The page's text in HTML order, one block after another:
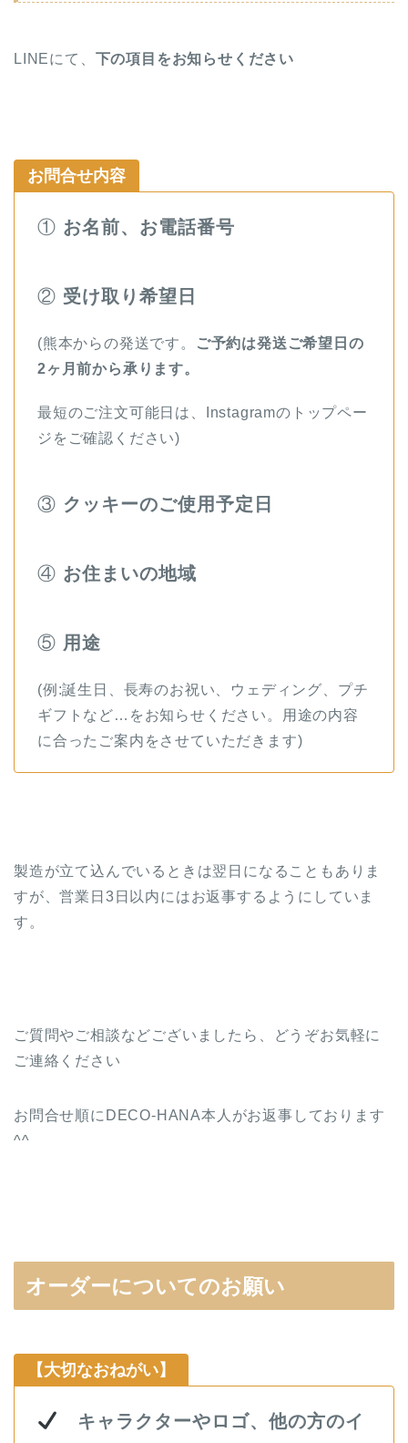
LINEにて、 下の項目をお知らせください
お問合せ内容
① お名前、お電話番号
② 受け取り希望日
(熊本からの発送です。
ご予約は発送ご希望日の
2ヶ月前から承ります。
最短のご注文可能日は、Instagramのトップペー
ジをご確認ください)
③ クッキーのご使用予定日
④ お住まいの地域
⑤ 用途
(例:誕生日、長寿のお祝い、ウェディング、プチ
ギフトなど…をお知らせください。用途の内容
に合ったご案内をさせていただきます)
製造が立て込んでいるときは翌日になることもありま
すが、営業日3日以内にはお返事するようにしていま
す。
ご質問やご相談などございましたら、どうぞお気軽に
ご連絡ください
お問合せ順にDECO-HANA本人がお返事しております
^^
オーダーについてのお願い
【大切なおねがい】
キャラクターやロゴ、他の方のイ